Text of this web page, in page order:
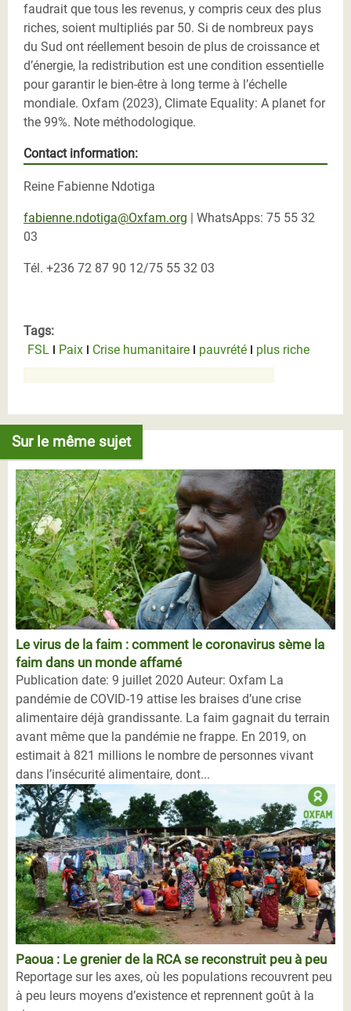
faudrait que tous les revenus, y compris ceux des plus
riches, soient multipliés par 50. Si de nombreux pays
du Sud ont réellement besoin de plus de croissance et
d’énergie, la redistribution est une condition essentielle
pour garantir le bien-être à long terme à l’échelle
mondiale. Oxfam (2023), Climate Equality: A planet for
the 99%. Note méthodologique.
Contact information:
Reine Fabienne Ndotiga
fabienne.ndotiga@Oxfam.org | WhatsApps: 75 55 32
03
Tél. +236 72 87 90 12/75 55 32 03
Tags:
FSL
Paix Crise humanitaire pauvrété plus riche
Sur le même sujet
Le virus de la faim : comment le coronavirus sème la
faim dans un monde affamé
Publication date: 9 juillet 2020 Auteur: Oxfam La
pandémie de COVID-19 attise les braises d’une crise
alimentaire déjà grandissante. La faim gagnait du terrain
avant même que la pandémie ne frappe. En 2019, on
estimait à 821 millions le nombre de personnes vivant
dans l’insécurité alimentaire, dont...
Paoua : Le grenier de la RCA se reconstruit peu à peu
Reportage sur les axes, où les populations recouvrent peu
à peu leurs moyens d’existence et reprennent goût à la